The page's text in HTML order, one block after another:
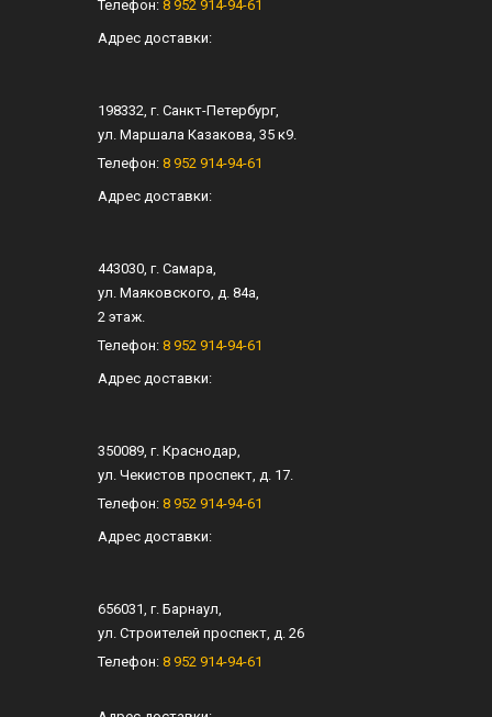
Телефон: 8 952 914-94-61
Адрес доставки:
198332 , г. Санкт-Петербург,
ул. Маршала Казакова, 35 к9
Телефон: 8 952 914-94-61
Адрес доставки:
443030 , г. Самара
ул. Маяковского, д. 84а
2 этаж.
Телефон: 8 952 914-94-61
Адрес доставки:
350089 , г. Краснодар
ул. Чекистов проспект, д. 17
Телефон: 8 952 914-94-61
Адрес доставки:
656031 , г. Барнаул
ул. Строителей проспект, д. 26
Телефон: 8 952 914-94-61